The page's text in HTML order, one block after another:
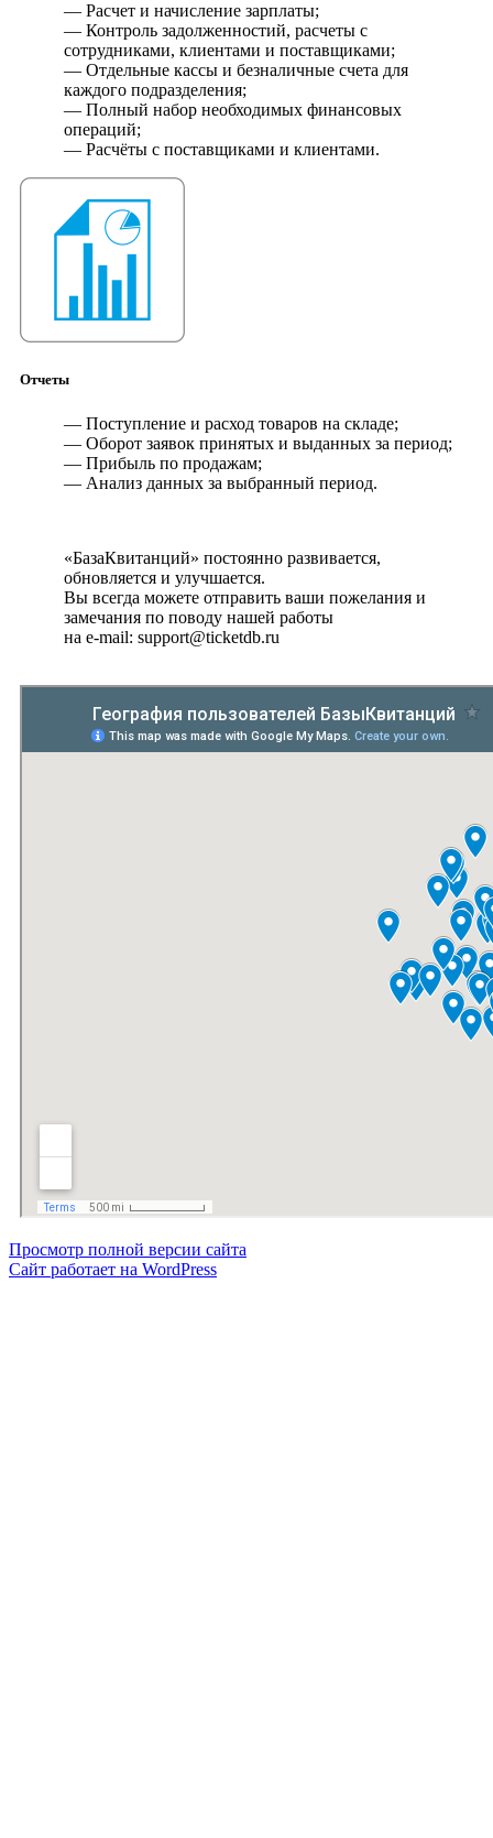
— Расчет и начисление зарплаты;
— Контроль задолженностий, расчеты с
сотрудниками, клиентами и поставщиками;
— Отдельные кассы и безналичные счета для
каждого подразделения;
— Полный набор необходимых финансовых
операций;
— Расчёты с поставщиками и клиентами.
Отчеты
— Поступление и расход товаров на складе;
— Оборот заявок принятых и выданных за период;
— Прибыль по продажам;
— Анализ данных за выбранный период.
«БазаКвитанций» постоянно развивается,
обновляется и улучшается.
Вы всегда можете отправить ваши пожелания и
замечания по поводу нашей работы
на e-mail: support@ticketdb.ru
Просмотр полной версии сайта
Сайт работает на WordPress